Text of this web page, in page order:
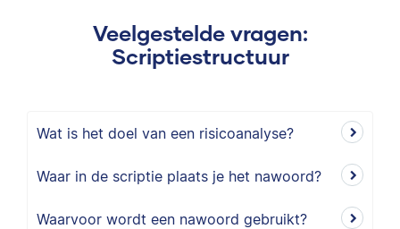
Veelgestelde vragen:
Scriptiestructuur
Wat is het doel van een risicoanalyse?
Waar in de scriptie plaats je het nawoord?
Waarvoor wordt een nawoord gebruikt?